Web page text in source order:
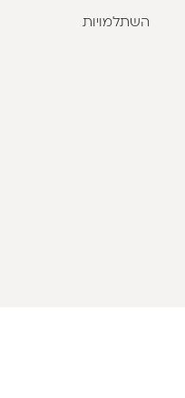
השתלמויות